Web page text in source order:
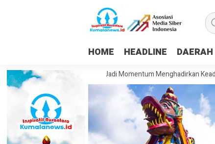
HOME HEADLINE DAERAH
HUT ke-81 RI Harus Jadi Momentum Menghadirkan Keadilan dan